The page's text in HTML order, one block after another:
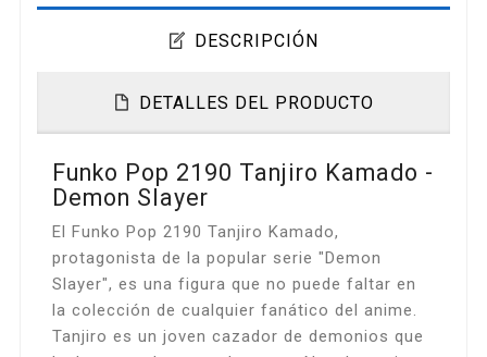
DESCRIPCIÓN
DETALLES DEL PRODUCTO
Funko Pop 2190 Tanjiro Kamado -
Demon Slayer
El Funko Pop 2190 Tanjiro Kamado,
protagonista de la popular serie "Demon
Slayer", es una figura que no puede faltar en
la colección de cualquier fanático del anime.
Tanjiro es un joven cazador de demonios que